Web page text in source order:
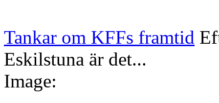
Tankar om KFFs framtid
Eskilstuna är det...
Image: